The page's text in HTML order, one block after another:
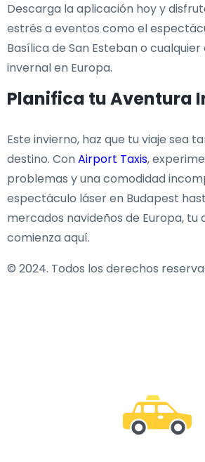
Descarga la aplicación hoy y
estrés a eventos como el
Basílica de San Esteban o
invernal en Europa.
Planifica tu Aventura
Este invierno, haz que tu viaje sea
destino. ConAirport Taxis,
problemas y una comodidad
espectáculo láser en Budapest
mercados navideños de Europa, tu
comienza aquí.
© 2024. Todos los derechos